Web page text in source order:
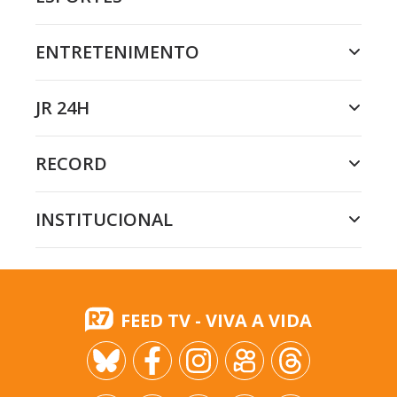
ENTRETENIMENTO
JR 24H
RECORD
INSTITUCIONAL
FEED TV - VIVA A VIDA